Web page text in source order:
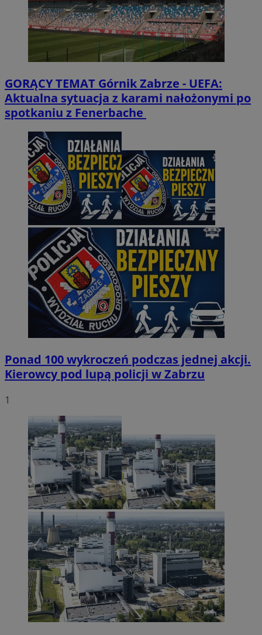
GORĄCY TEMAT Górnik Zabrze - UEFA:
Aktualna sytuacja z karami nałożonymi po
spotkaniu z Fenerbache
Ponad 100 wykroczeń podczas jednej akcji.
Kierowcy pod lupą policji w Zabrzu
1